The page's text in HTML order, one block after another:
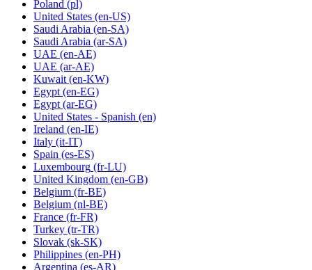
Poland (pl)
United States (en-US)
Saudi Arabia (en-SA)
Saudi Arabia (ar-SA)
UAE (en-AE)
UAE (ar-AE)
Kuwait (en-KW)
Egypt (en-EG)
Egypt (ar-EG)
United States - Spanish (en)
Ireland (en-IE)
Italy (it-IT)
Spain (es-ES)
Luxembourg (fr-LU)
United Kingdom (en-GB)
Belgium (fr-BE)
Belgium (nl-BE)
France (fr-FR)
Turkey (tr-TR)
Slovak (sk-SK)
Philippines (en-PH)
Argentina (es-AR)